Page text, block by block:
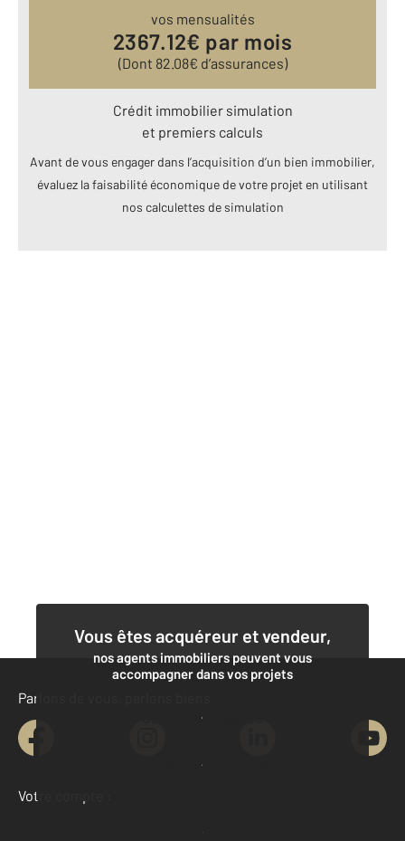
vos mensualités
2367.12€ par mois
(Dont 82.08€ d’assurances)
Crédit immobilier simulation
et premiers calculs
Avant de vous engager dans l’acquisition d’un bien immobilier,
évaluez la faisabilité économique de votre projet en utilisant
nos calculettes de simulation
Vous êtes acquéreur et vendeur,
nos agents immobiliers peuvent vous
accompagner dans vos projets
Contacter l'agence
Demander une estimation
Parlons de vous, parlons biens
Votre compte :
Accéder à mon compte